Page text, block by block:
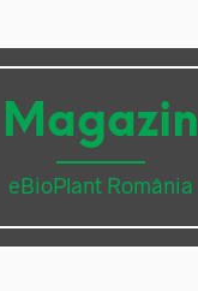
Magazin
eBioPlant România